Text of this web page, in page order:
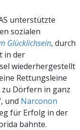
unterstützte
sozialen
Glücklichsein, durch
in der
wiederhergestellt
Rettungsleine
Dörfern in ganz
und Narconon
für Erfolg in der
bahnte.